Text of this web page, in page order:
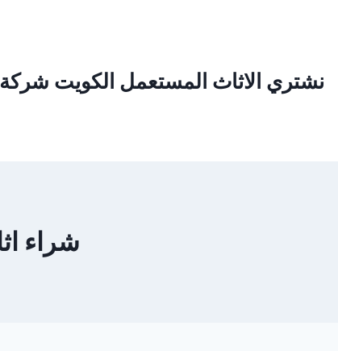
نشتري الاثاث المستعمل الكويت شركة
شراء